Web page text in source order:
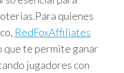
Para quienes
RedFoxAffiliates
que te permite ganar
jugadores con